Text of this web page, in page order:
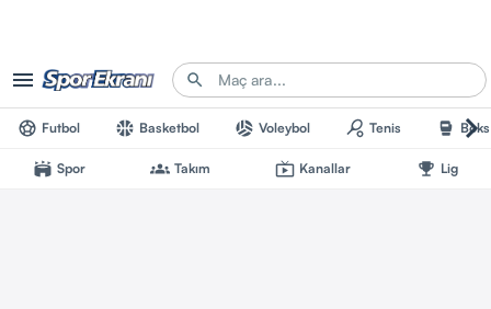
Futbol Basketbol Voleybol Tenis Boks
Spor Takım Kanallar Lig